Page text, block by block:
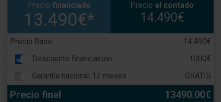
Precio financiado
13.490€*
Precio al contado
14.490€
Precio Base
14.490€
Descuento financiación
1000€
Garantía nacional 12 meses
GRATIS
Precio final 13490.00€